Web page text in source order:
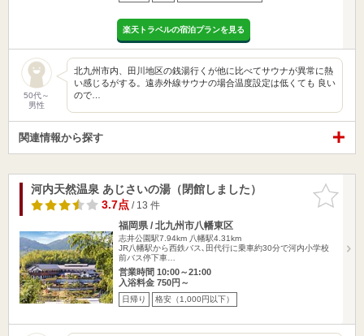
楽天トラベルの宿泊プランを見る
50代～
男性
北九州市内、田川地区の銭湯行くが他に比べてサウナが異常に熱
い感じるがする。遠赤外線サウナの場合温度設定は低くても 良い
ので…
関連情報から探す
お気に入
りに追加
河内天然温泉 あじさいの湯（閉館しました）
3.7点/ 13 件
福岡県 / 北九州市八幡東区
志井公園駅7.94km 八幡駅4.31km
JR八幡駅から西鉄バス､田代行に乗車約30分で河内小学校
前バス停下車…
営業時間 10:00～21:00
入浴料金 750円～
日帰り 格安（1,000円以下）